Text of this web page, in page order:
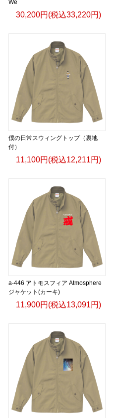
We
30,200円(税込33,220円)
僕の日常スウィングトップ（裏地
付）
11,100円(税込12,211円)
a-446 アトモスフィア Atmosphere
ジャケット(カーキ)
11,900円(税込13,091円)